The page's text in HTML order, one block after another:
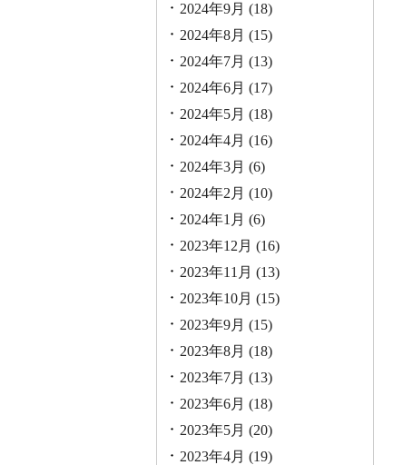
2024年9月 (18)
2024年8月 (15)
2024年7月 (13)
2024年6月 (17)
2024年5月 (18)
2024年4月 (16)
2024年3月 (6)
2024年2月 (10)
2024年1月 (6)
2023年12月 (16)
2023年11月 (13)
2023年10月 (15)
2023年9月 (15)
2023年8月 (18)
2023年7月 (13)
2023年6月 (18)
2023年5月 (20)
2023年4月 (19)